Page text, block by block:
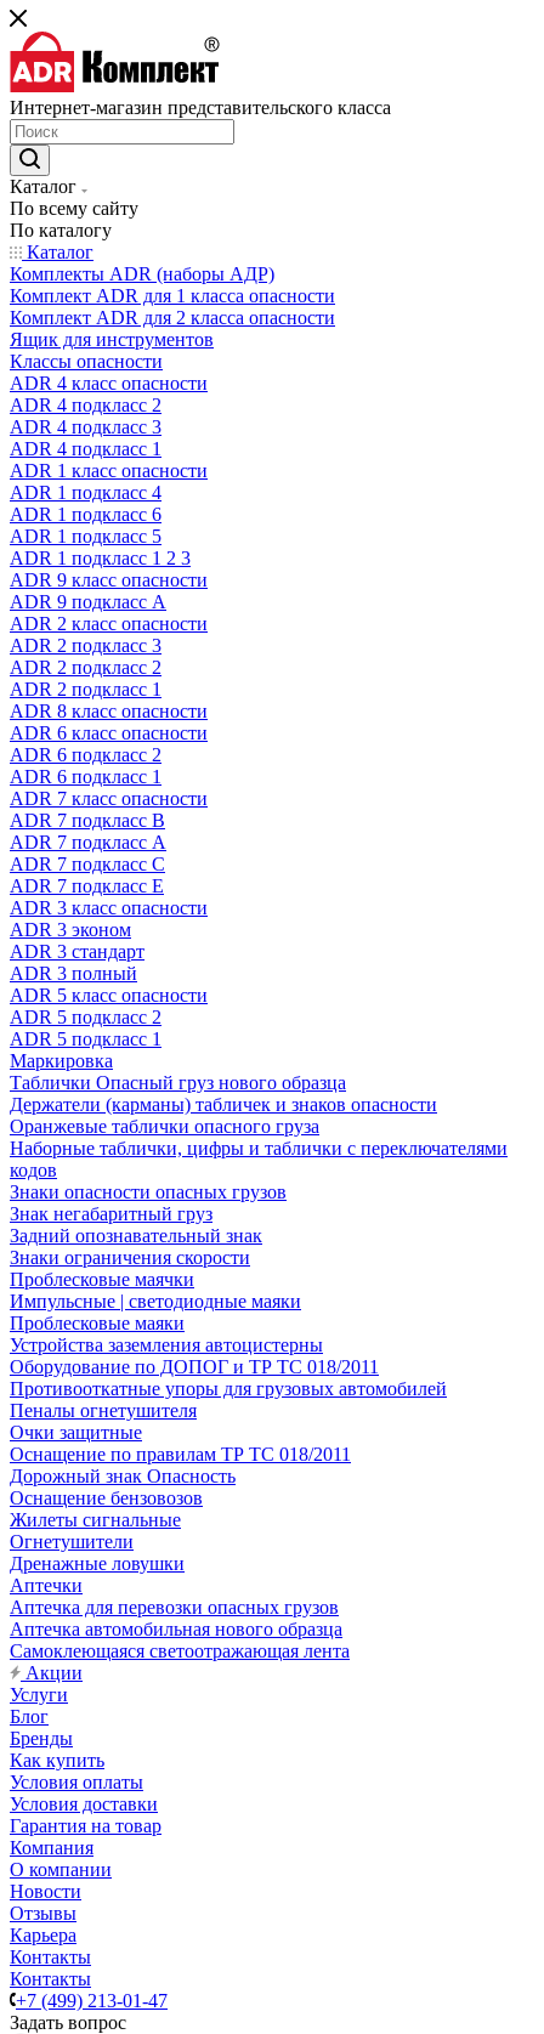
Интернет-магазин представительского класса
Каталог
По всему сайту
По каталогу
Каталог
Комплекты ADR (наборы АДР)
Комплект ADR для 1 класса опасности
Комплект ADR для 2 класса опасности
Ящик для инструментов
Классы опасности
ADR 4 класс опасности
ADR 4 подкласс 2
ADR 4 подкласс 3
ADR 4 подкласс 1
ADR 1 класс опасности
ADR 1 подкласс 4
ADR 1 подкласс 6
ADR 1 подкласс 5
ADR 1 подкласс 1 2 3
ADR 9 класс опасности
ADR 9 подкласс A
ADR 2 класс опасности
ADR 2 подкласс 3
ADR 2 подкласс 2
ADR 2 подкласс 1
ADR 8 класс опасности
ADR 6 класс опасности
ADR 6 подкласс 2
ADR 6 подкласс 1
ADR 7 класс опасности
ADR 7 подкласс B
ADR 7 подкласс A
ADR 7 подкласс C
ADR 7 подкласс E
ADR 3 класс опасности
ADR 3 эконом
ADR 3 стандарт
ADR 3 полный
ADR 5 класс опасности
ADR 5 подкласс 2
ADR 5 подкласс 1
Маркировка
Таблички Опасный груз нового образца
Держатели (карманы) табличек и знаков опасности
Оранжевые таблички опасного груза
Наборные таблички, цифры и таблички с переключателями
кодов
Знаки опасности опасных грузов
Знак негабаритный груз
Задний опознавательный знак
Знаки ограничения скорости
Проблесковые маячки
Импульсные | светодиодные маяки
Проблесковые маяки
Устройства заземления автоцистерны
Оборудование по ДОПОГ и ТР ТС 018/2011
Противооткатные упоры для грузовых автомобилей
Пеналы огнетушителя
Очки защитные
Оснащение по правилам ТР ТС 018/2011
Дорожный знак Опасность
Оснащение бензовозов
Жилеты сигнальные
Огнетушители
Дренажные ловушки
Аптечки
Аптечка для перевозки опасных грузов
Аптечка автомобильная нового образца
Самоклеющаяся светоотражающая лента
Акции
Услуги
Блог
Бренды
Как купить
Условия оплаты
Условия доставки
Гарантия на товар
Компания
О компании
Новости
Отзывы
Карьера
Контакты
Контакты
+7 (499) 213-01-47
Задать вопрос